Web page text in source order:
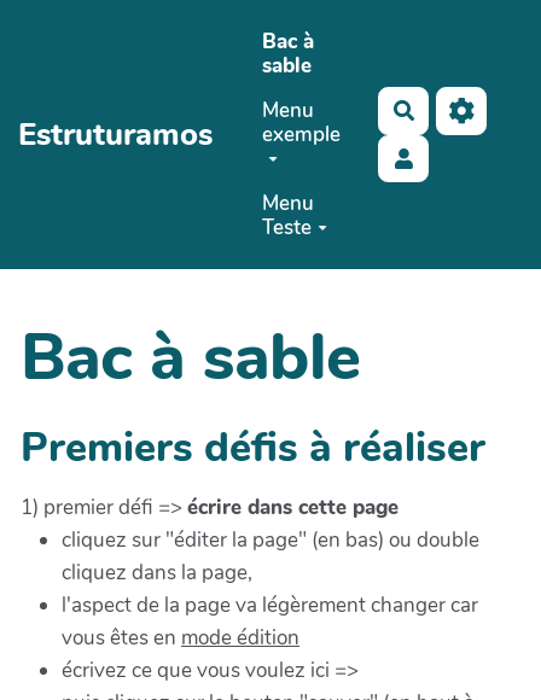
Estruturamos
Bac à
sable
Menu
exemple
Menu
Teste
Rechercher
Bac à sable
Premiers défis à réaliser
1) premier défi => écrire dans cette page
cliquez sur "éditer la page" (en bas) ou double
cliquez dans la page,
l'aspect de la page va légèrement changer car
vous êtes en mode édition
écrivez ce que vous voulez ici =>